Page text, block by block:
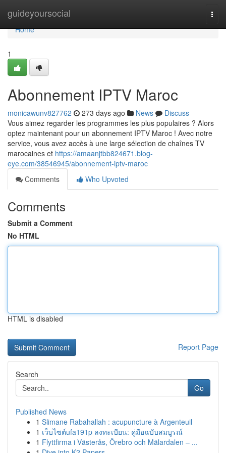
guideyoursocial
Home
Home
1
Abonnement IPTV Maroc
monicawunv827762 273 days ago News
Discuss
Vous aimez regarder les programmes les plus populaires ? Alors
optez maintenant pour un abonnement IPTV Maroc ! Avec notre
service, vous avez accès à une large sélection de chaînes TV
marocaines et https://amaanjtbb824671.blog-
eye.com/38546945/abonnement-iptv-maroc
Comments
Who Upvoted
Comments
Submit a Comment
No HTML
HTML is disabled
Report Page
Search
Go
Published News
1 Slimane Rabahallah : acupuncture à Argenteuil
1 เว็บไซต์ufa191p ลงทะเบียน: คู่มือฉบับสมบูรณ์
1 Flyttfirma i Västerås, Örebro och Mälardalen – ...